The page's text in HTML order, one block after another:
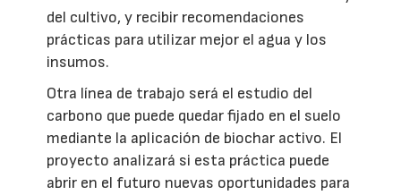
del cultivo, y recibir recomendaciones
prácticas para utilizar mejor el agua y los
insumos.
Otra línea de trabajo será el estudio del
carbono que puede quedar fijado en el suelo
mediante la aplicación de biochar activo. El
proyecto analizará si esta práctica puede
abrir en el futuro nuevas oportunidades para